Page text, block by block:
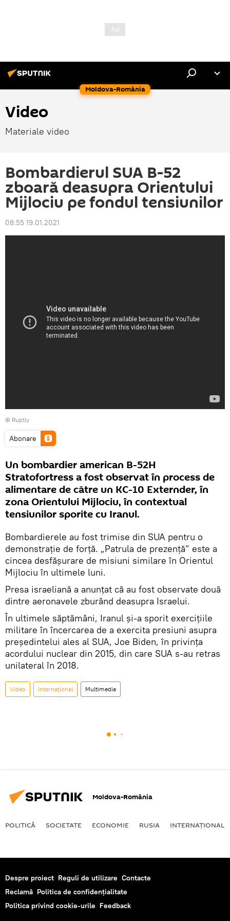
Moldova-România
Video
Materiale video
Bombardierul SUA B-52
zboară deasupra Orientului
Mijlociu pe fondul tensiunilor
08:55 19.01.2021
© Ruptly
Abonare
Un bombardier american B-52H
Stratofortress a fost observat în process de
alimentare de către un KC-10 Externder, în
zona Orientului Mijlociu, în contextual
tensiunilor sporite cu Iranul.
Bombardierele au fost trimise din SUA pentru o
demonstrație de forță. „Patrula de prezență” este a
cincea desfășurare de misiuni similare în Orientul
Mijlociu în ultimele luni.
Presa israeliană a anunțat că au fost observate două
dintre aeronavele zburând deasupra Israelui.
În ultimele săptămâni, Iranul și-a sporit exercițiile
militare în încercarea de a exercita presiuni asupra
președintelui ales al SUA, Joe Biden, în privința
acordului nuclear din 2015, din care SUA s-au retras
unilateral în 2018.
Video Internaţional Multimedia
Moldova-România
POLITICĂ SOCIETATE ECONOMIE RUSIA INTERNAŢIONAL
Despre proiect Reguli de utilizare Contacte
Reclamă Politica de confidențialitate
Politica privind cookie-urile Feedback